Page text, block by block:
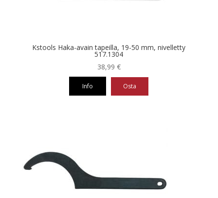
Kstools Haka-avain tapeilla, 19-50 mm, nivelletty
517.1304
38,99 €
Info Osta